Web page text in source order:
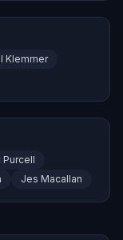
Klemmer
Purcell
Jes Macallan